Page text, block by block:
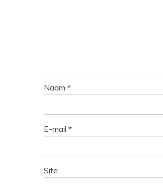
Naam *
E-mail *
Site